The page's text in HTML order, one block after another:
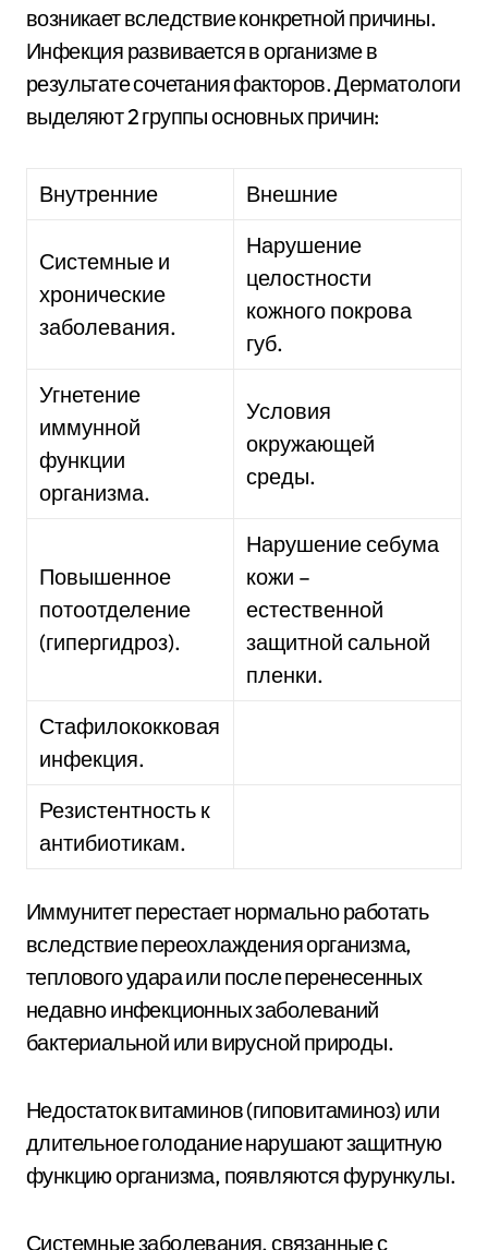
возникает вследствие конкретной причины.
Инфекция развивается в организме в
результате сочетания факторов. Дерматологи
выделяют 2 группы основных причин:
Внутренние Внешние
Системные и
хронические
заболевания.
Нарушение
целостности
кожного покрова
губ.
Угнетение
иммунной
функции
организма.
Условия
окружающей
среды.
Повышенное
потоотделение
(гипергидроз).
Нарушение себума
кожи –
естественной
защитной сальной
пленки.
Стафилококковая
инфекция.
Резистентность к
антибиотикам.
Иммунитет перестает нормально работать
вследствие переохлаждения организма,
теплового удара или после перенесенных
недавно инфекционных заболеваний
бактериальной или вирусной природы.
Недостаток витаминов (гиповитаминоз) или
длительное голодание нарушают защитную
функцию организма, появляются фурункулы.
Системные заболевания, связанные с